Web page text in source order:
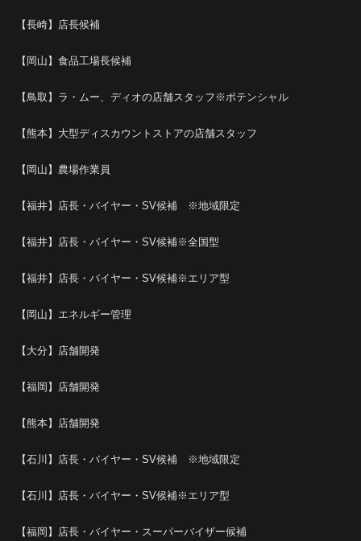
【長崎】店長候補
【岡山】食品工場長候補
【鳥取】ラ・ムー、ディオの店舗スタッフ※ポテンシャル
【熊本】大型ディスカウントストアの店舗スタッフ
【岡山】農場作業員
【福井】店長・バイヤー・SV候補 ※地域限定
【福井】店長・バイヤー・SV候補※全国型
【福井】店長・バイヤー・SV候補※エリア型
【岡山】エネルギー管理
【大分】店舗開発
【福岡】店舗開発
【熊本】店舗開発
【石川】店長・バイヤー・SV候補 ※地域限定
【石川】店長・バイヤー・SV候補※エリア型
【福岡】店長・バイヤー・スーパーバイザー候補